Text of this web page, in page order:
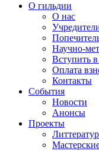
О гильдии
О нас
Научно-
Вступить
Оплата
Контакты
События
Новости
Анонсы
Проекты